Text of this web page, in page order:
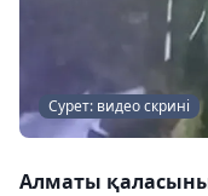
Сурет: видео скрині
Алматы